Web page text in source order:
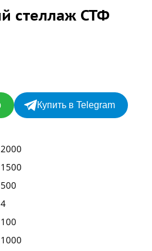
стеллаж СТФ
Купить в Telegram
2000
1500
500
4
100
1000